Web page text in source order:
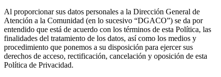
Al proporcionar sus datos personales a la Dirección General de
Atención a la Comunidad (en lo sucesivo “DGACO”) se da por
entendido que está de acuerdo con los términos de esta Política, las
finalidades del tratamiento de los datos, así como los medios y
procedimiento que ponemos a su disposición para ejercer sus
derechos de acceso, rectificación, cancelación y oposición de esta
Política de Privacidad.